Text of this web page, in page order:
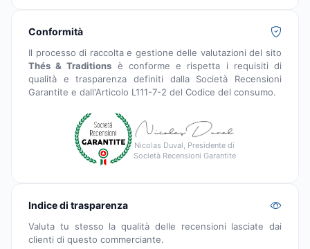
Conformità
Il processo di raccolta e gestione delle valutazioni del sito
Thés & Traditions è conforme e rispetta i requisiti di
qualità e trasparenza definiti dalla Società Recensioni
Garantite e dall'Articolo L111-7-2 del Codice del consumo.
Nicolas Duval, Presidente di
Società Recensioni Garantite
Indice di trasparenza
Valuta tu stesso la qualità delle recensioni lasciate dai
clienti di questo commerciante.